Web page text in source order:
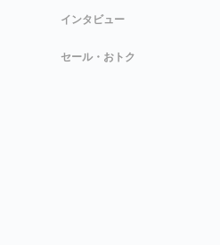
インタビュー
セール・おトク